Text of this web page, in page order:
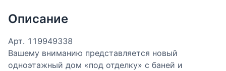
Описание
Арт. 119949338
Вашему вниманию представляется новый
одноэтажный дом «под отделку» с баней и